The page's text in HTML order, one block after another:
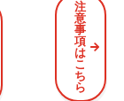
るサービスです。
サイトを見る
注
意
事
項
は
こ
ち
ら